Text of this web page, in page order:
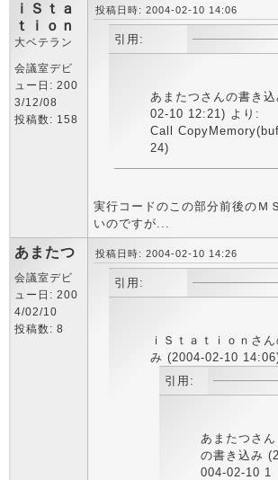
ｉＳｔａ
ｔｉｏｎ
大ベテラン
会議室デビ
ュー日: 200
3/12/08
投稿数: 158
投稿日時: 2004-02-10 14:06
引用:
あまたつさんの書き
02-10 12:21) より:
Call
24)
実行コードのこの部分前後のＭ
いのですが...
あまたつ
会議室デビ
ュー日: 200
4/02/10
投稿数: 8
投稿日時: 2004-02-10 14:26
引用:
ｉＳｔａｔｉｏｎさ
み (2004-02-10
引用:
あまたつさん
の書き込み (2
004-02-10 1